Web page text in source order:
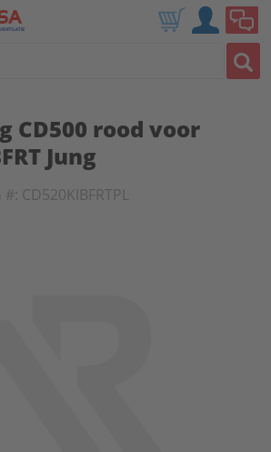
CD500 rood voor
Jung
#: CD520KIBFRTPL